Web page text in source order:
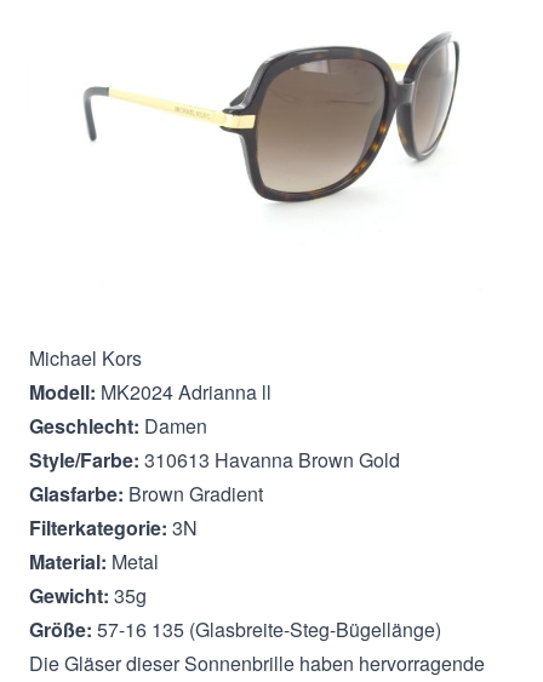
In den Warenkorb
Michael Kors
Modell: MK2024 Adrianna ll
Geschlecht: Damen
Style/Farbe: 310613 Havanna Brown Gold
Glasfarbe: Brown Gradient
Filterkategorie: 3N
Material: Metal
Gewicht: 35g
Größe: 57-16 135 (Glasbreite-Steg-Bügellänge)
Die Gläser dieser Sonnenbrille haben hervorragende